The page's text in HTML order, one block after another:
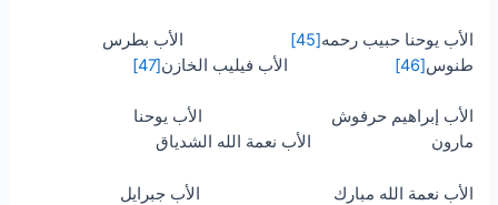
الأب يوحنا حبيب رحمه[45]
الأب بطرس
طنوس[46] الأب فيليب الخازن[47]
الأب إبراهيم حرفوش الأب يوحنا
مارون الأب نعمة الله الشدياق
الأب نعمة الله مبارك الأب جبرايل